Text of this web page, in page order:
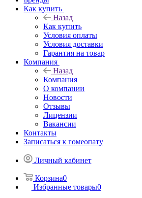
Как купить
Назад
Как купить
Условия оплаты
Условия доставки
Гарантия на товар
Компания
Назад
Компания
О компании
Новости
Отзывы
Лицензии
Вакансии
Контакты
Записаться к гомеопату
Личный кабинет
Корзина0
Избранные товары0